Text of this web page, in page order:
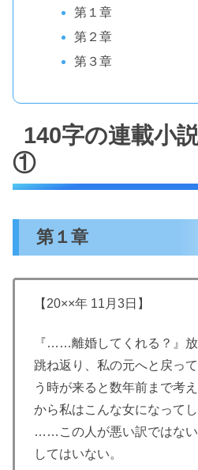
第１章
第２章
第３章
140字の連載小
①
第１章
【20××年 11月3日】
『……離婚してくれる？』
跳ね返り、私の元へと戻っ
う時が来ると数年前まで考
から私はこんな女になって
……この人が悪い訳ではな
してはいない。